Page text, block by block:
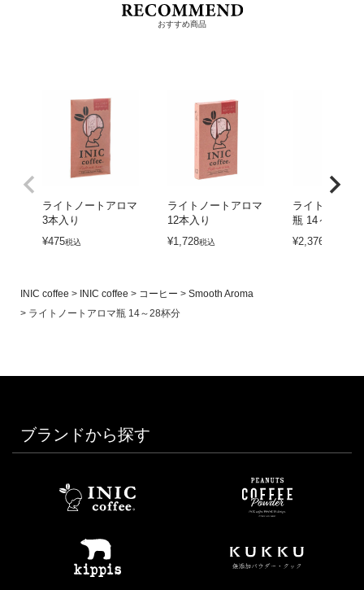
おすすめ商品
ライトノートアロマ
3本入り
¥475税込
ライトノートアロマ
12本入り
¥1,728税込
ライトノート
瓶 14～28杯分
¥2,376
INIC coffee INIC coffee コーヒー
Smooth Aroma
ライトノートアロマ瓶 14～28杯分
ブランドから探す